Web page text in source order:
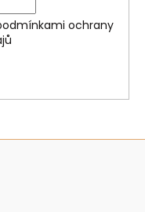
ochrany